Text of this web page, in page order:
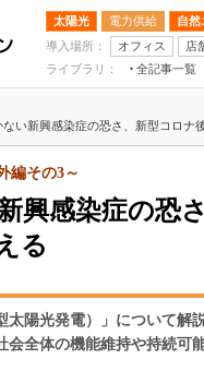
太陽光 電力供給 自
導入場所：
オフィス 店
ライブラリ：
全記事一覧
ない新興感染症の恐さ、新型コロナ後
興感染症の恐
る
編その3～
太陽光発電）」について解
会全体の機能維持や持続可